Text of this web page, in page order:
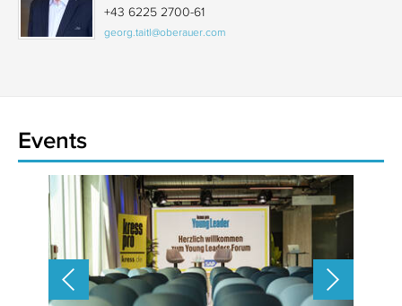
+43 6225 2700-61
georg.taitl@oberauer.com
Events